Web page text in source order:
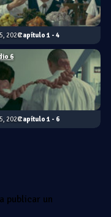
1 - 4
2020
1 - 6
6
2020
publicar un